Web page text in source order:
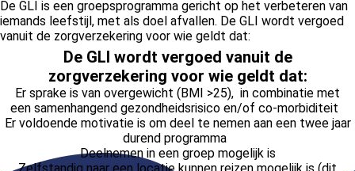
De GLI is een groepsprogramma gericht op het verbeteren van
iemands leefstijl, met als doel afvallen. De GLI wordt vergoed
vanuit de zorgverzekering voor wie geldt dat:
De GLI wordt vergoed vanuit de
zorgverzekering voor wie geldt dat:
Er sprake is van overgewicht (BMI >25), in combinatie met
een samenhangend gezondheidsrisico en/of co-morbiditeit
Er voldoende motivatie is om deel te nemen aan een twee jaar
durend programma
Deelnemen in een groep mogelijk is